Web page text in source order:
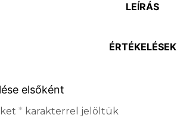
LEÍRÁS
ÉRTÉKELÉSEK
elsőként
* karakterrel jelöltük